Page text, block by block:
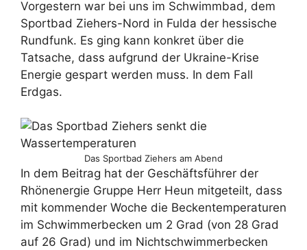
Vorgestern war bei uns im Schwimmbad, dem
Sportbad Ziehers-Nord in Fulda der hessische
Rundfunk. Es ging kann konkret über die
Tatsache, dass aufgrund der Ukraine-Krise
Energie gespart werden muss. In dem Fall
Erdgas.
Das Sportbad Ziehers am Abend
In dem Beitrag hat der Geschäftsführer der
Rhönenergie Gruppe Herr Heun mitgeteilt, dass
mit kommender Woche die Beckentemperaturen
im Schwimmerbecken um 2 Grad (von 28 Grad
auf 26 Grad) und im Nichtschwimmerbecken